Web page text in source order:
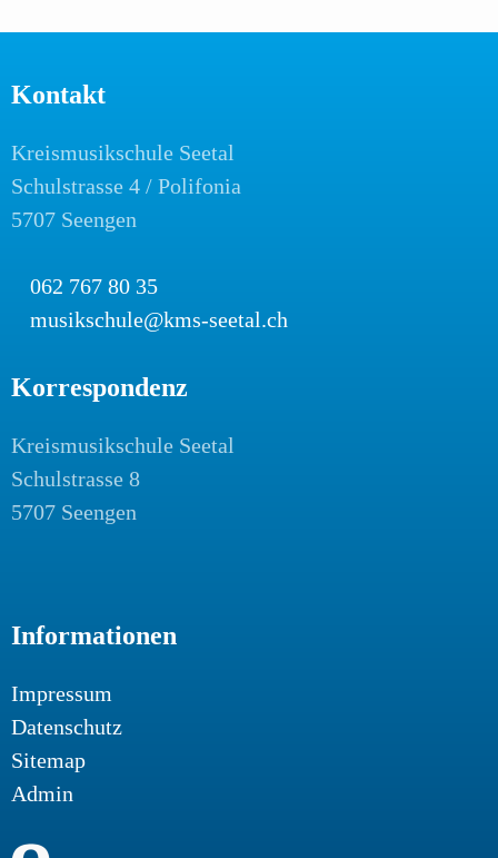
Kontakt
Kreismusikschule Seetal
Schulstrasse 4 / Polifonia
5707 Seengen
062 767 80 35
musikschule@kms-seetal.ch
Korrespondenz
Kreismusikschule Seetal
Schulstrasse 8
5707 Seengen
Informationen
Impressum
Datenschutz
Sitemap
Admin